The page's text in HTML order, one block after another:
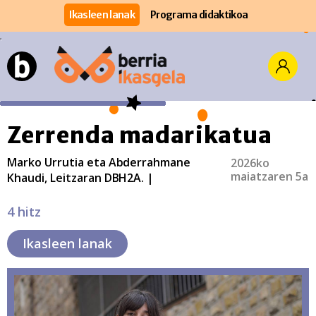
Ikasleen lanak Programa didaktikoa
Zerrenda madarikatua
Marko Urrutia eta Abderrahmane
Khaudi, Leitzaran DBH2A. |
2026ko
maiatzaren 5a
4 hitz
Ikasleen lanak